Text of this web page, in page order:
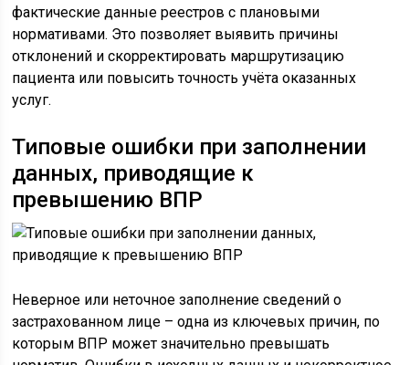
фактические данные реестров с плановыми
нормативами. Это позволяет выявить причины
отклонений и скорректировать маршрутизацию
пациента или повысить точность учёта оказанных
услуг.
Типовые ошибки при заполнении
данных, приводящие к
превышению ВПР
Неверное или неточное заполнение сведений о
застрахованном лице – одна из ключевых причин, по
которым ВПР может значительно превышать